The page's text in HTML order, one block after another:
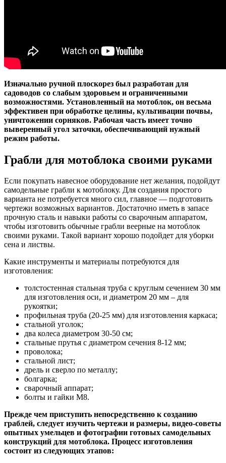
Изначально ручной плоскорез был разработан для
садоводов со слабым здоровьем и ограниченными
возможностями. Установленный на мотоблок, он весьма
эффективен при обработке целины, культивации почвы,
уничтожении сорняков. Рабочая часть имеет точно
выверенный угол заточки, обеспечивающий нужный
режим работы.
Грабли для мотоблока своими руками
Если покупать навесное оборудование нет желания, подойдут
самодельные грабли к мотоблоку. Для создания простого
варианта не потребуется много сил, главное — подготовить
чертежи возможных вариантов. Достаточно иметь в запасе
прочную сталь и навыки работы со сварочным аппаратом,
чтобы изготовить обычные грабли веерные на мотоблок
своими руками. Такой вариант хорошо подойдет для уборки
сена и листвы.
Какие инструменты и материалы потребуются для
изготовления:
толстостенная стальная труба с круглым сечением 30 мм
для изготовления оси, и диаметром 20 мм – для
рукоятки;
профильная труба (20-25 мм) для изготовления каркаса;
стальной уголок;
два колеса диаметром 30-50 см;
стальные прутья с диаметром сечения 8-12 мм;
проволока;
стальной лист;
дрель и сверло по металлу;
болгарка;
сварочный аппарат;
болты и гайки М8.
Прежде чем приступить непосредственно к созданию
граблей, следует изучить чертежи и размеры, видео-советы
опытных умельцев и фотографии готовых самодельных
конструкций для мотоблока. Процесс изготовления
состоит из следующих этапов: